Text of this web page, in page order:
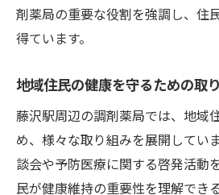
剤薬局の重要な役割を強調し、住
得ています。
地域住民の健康を守るための取
藤沢駅周辺の調剤薬局では、地域
め、様々な取り組みを展開してい
談会や予防医療に関する啓発活動
民が健康維持の重要性を理解でき